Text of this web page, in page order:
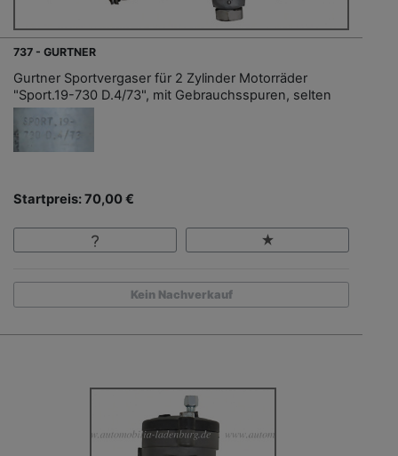
737 - GURTNER
Gurtner Sportvergaser für 2 Zylinder Motorräder
"Sport.19-730 D.4/73", mit Gebrauchsspuren, selten
Startpreis: 70,00 €
Kein Nachverkauf